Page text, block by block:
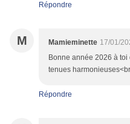
Répondre
M Mamieminette 17/01/
Bonne année 2026 à
tenues
Répondre